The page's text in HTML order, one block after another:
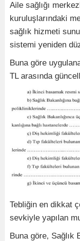
Aile sağlığı
kuruluşlarındaki
sağlık hizmeti
sistemi yeniden
Buna göre
TL arasında
Tebliğin en dikkat
sevkiyle yapılan
Buna göre, Sağlık